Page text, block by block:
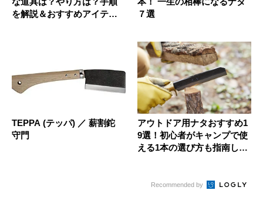
を解説＆おすすめアイテム
７選
TEPPA (テッパ) ／ 薪割鉈
守門
アウトドア用ナタおすすめ1
9選！初心者がキャンプで使
える1本の選び方も指南しま
Recommended by